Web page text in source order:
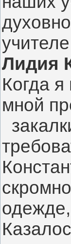
Лидия
Когда
мной